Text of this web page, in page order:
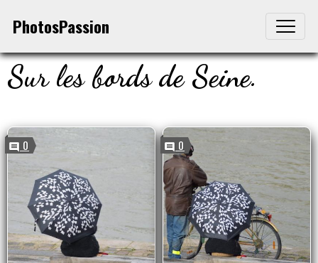
PhotosPassion
Sur les bords de Seine.
0 0